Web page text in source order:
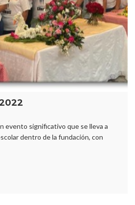
evento significativo que se lleva a
dentro de la fundación, con